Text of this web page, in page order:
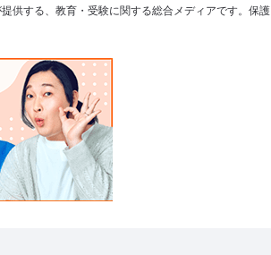
供する、教育・受験に関する総合メディアです。保護